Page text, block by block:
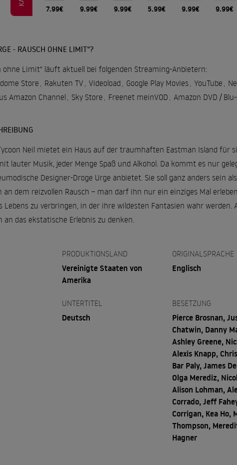
7.99€ 9.99€ 9.99€ 5.99€ 9.99€ 9.99€
- RAUSCH OHNE LIMIT"?
ohne Limit" läuft aktuell bei folgenden Streaming-Anbietern:
Store , Rakuten TV, Videoload , Google Play Movies, YouTube ,
Amazon Channel, Sky Store , Freenet meinVOD , Amazon DVD /
Neil mietet ein Haus auf der traumhaften Eastman Island für
lauter Musik, jeder Menge Spaß und Alkohol. Da kommt es nur
Designer-Droge Urge anbietet. Sie soll ganz anders sein
an dem reizvollen Rausch – man darf ihn nur ein einziges Mal
Lebens zu verbringen, in der ihre wildesten Fantasien wahr werden.
das ekstatische Erlebnis zu denken.
PRODUKTIONSLAND
Vereinigte Staaten von
Amerika
ORIGINALSPRACHE
Englisch
UNTERTITEL
Deutsch
BESETZUNG
Pierce Brosnan,
Chatwin, Danny
Ashley Greene,
Alexis Knapp,
Bar Paly, James
Olga Merediz,
Alison Lohman,
Corrado, Jeff
Corrigan, Kea Ho,
Thompson,
Hagner